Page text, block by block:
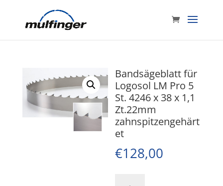
Bandsägeblatt für
Logosol LM Pro 5
St. 4246 x 38 x 1,1
Zt.22mm
zahnspitzengehärt
et
€128,00